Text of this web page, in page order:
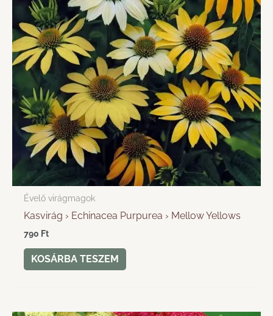
Évelő virágmagok
Kasvirág › Echinacea Purpurea › Mellow Yellows
790 Ft
KOSÁRBA TESZEM